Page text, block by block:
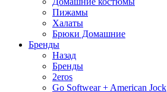
Пижамы
Халаты
Брюки Домашние
Бренды
Назад
Бренды
2eros
Go Softwear + American Jock